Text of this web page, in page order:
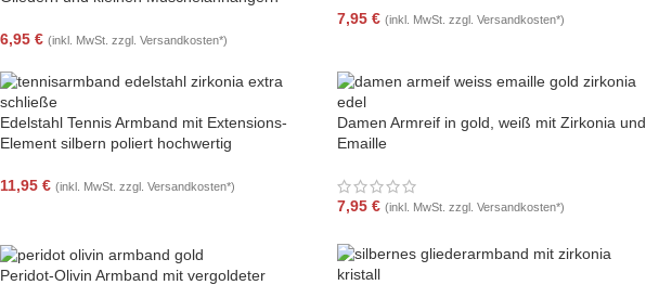
6,95 € (inkl. MwSt. zzgl. Versandkosten*)
7,95 € (inkl. MwSt. zzgl. Versandkosten*)
Edelstahl Tennis Armband mit Extensions-
Element silbern poliert hochwertig
11,95 € (inkl. MwSt. zzgl. Versandkosten*)
Damen Armreif in gold, weiß mit Zirkonia und
Emaille
7,95 € (inkl. MwSt. zzgl. Versandkosten*)
Peridot-Olivin Armband mit vergoldeter